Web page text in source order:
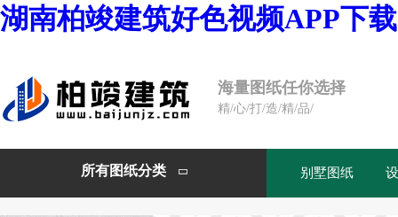
湖南柏竣建筑好色视频APP下载
海量图纸任你选择
精/心/打/造/精/品/
所有图纸分类  别墅图纸